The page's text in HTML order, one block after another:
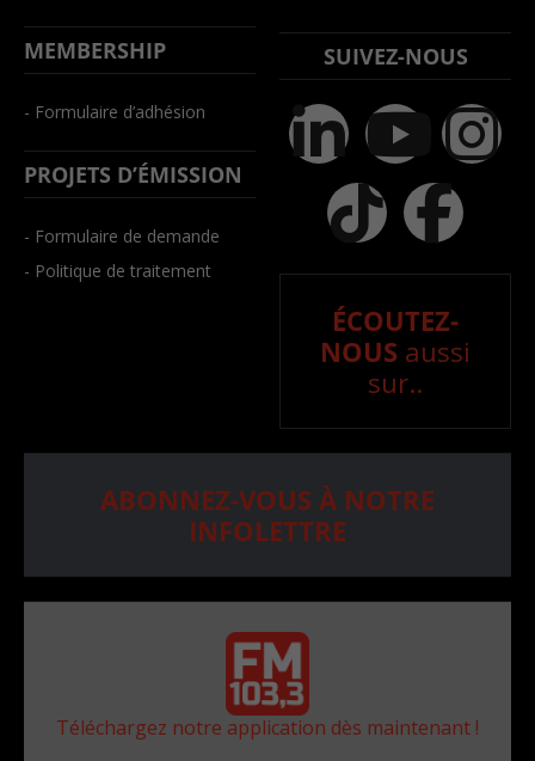
MEMBERSHIP
- Formulaire d’adhésion
PROJETS D’ÉMISSION
- Formulaire de demande
- Politique de traitement
SUIVEZ-NOUS
ÉCOUTEZ-
NOUS aussi
sur..
ABONNEZ-VOUS À NOTRE
INFOLETTRE
Téléchargez notre application dès maintenant !